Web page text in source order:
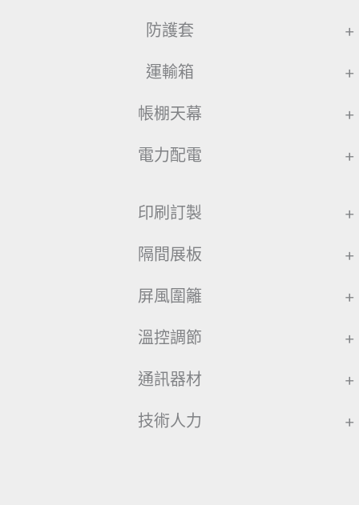
防護套 +
運輸箱 +
帳棚天幕 +
電力配電 +
印刷訂製 +
隔間展板 +
屏風圍籬 +
溫控調節 +
通訊器材 +
技術人力 +